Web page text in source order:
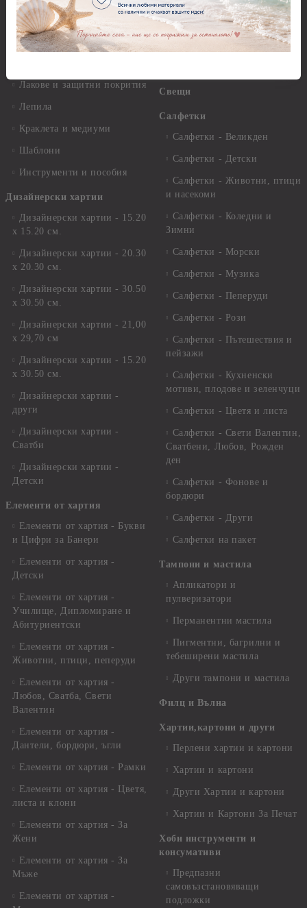
Грунд, Основи, Релефни
пасти
Варак, Шлак метал, Фолио,
Лакове и защитни покрития
Лепила
Краклета и медиуми
Шаблони
Инструменти и пособия
Дизайнерски хартии
Дизайнерски хартии - 15.20
х 15.20 см.
Дизайнерски хартии - 20.30
х 20.30 см.
Дизайнерски хартии - 30.50
х 30.50 см.
Дизайнерски хартии - 21,00
х 29,70 см
Дизайнерски хартии - 15.20
x 30.50 см.
Дизайнерски хартии -
други
Дизайнерски хартии -
Сватби
Дизайнерски хартии -
Детски
Елементи от хартия
Елементи от хартия - Букви
и Цифри за Банери
Елементи от хартия -
Детски
Елементи от хартия -
Училище, Дипломиране и
Абитуриентски
Елементи от хартия -
Животни, птици, пеперуди
Елементи от хартия -
Любов, Сватба, Свети
Валентин
Елементи от хартия -
Дантели, бордюри, ъгли
Елементи от хартия - Рамки
Елементи от хартия - Цветя,
листа и клони
Елементи от хартия - За
Жени
Елементи от хартия - За
Мъже
Елементи от хартия -
Стативи и поставки
Четки и инструменти
Моливи, акварелни
Свещи
Салфетки
Салфетки - Великден
Салфетки - Детски
Салфетки - Животни, птици
и насекоми
Салфетки - Коледни и
Зимни
Салфетки - Морски
Салфетки - Музика
Салфетки - Пеперуди
Салфетки - Рози
Салфетки - Пътешествия и
пейзажи
Салфетки - Кухненски
мотиви, плодове и зеленчуци
Салфетки - Цветя и листа
Салфетки - Свети Валентин,
Сватбени, Любов, Рожден
ден
Салфетки - Фонове и
бордюри
Салфетки - Други
Салфетки на пакет
Тампони и мастила
Апликатори и
пулверизатори
Перманентни мастила
Пигментни, багрилни и
тебеширени мастила
Други тампони и мастила
Филц и Вълна
Хартии,картони и други
Перлени хартии и картони
Хартии и картони
Други Хартии и картони
Хартии и Картони За Печат
Хоби инструменти и
консумативи
Предпазни
самовъзстановяващи
подложки